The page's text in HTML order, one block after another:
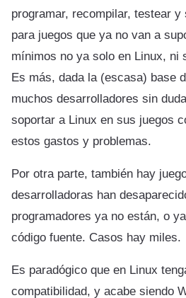
programar, recompilar, testear y
para juegos que ya no van a
mínimos no ya solo en Linux, ni
Es más, dada la (escasa) base
muchos desarrolladores sin
soportar a Linux en sus juegos
estos gastos y problemas.
Por otra parte, también hay
desarrolladoras han
programadores ya no están, o
código fuente. Casos hay miles.
Es paradógico que en Linux
compatibilidad, y acabe siendo